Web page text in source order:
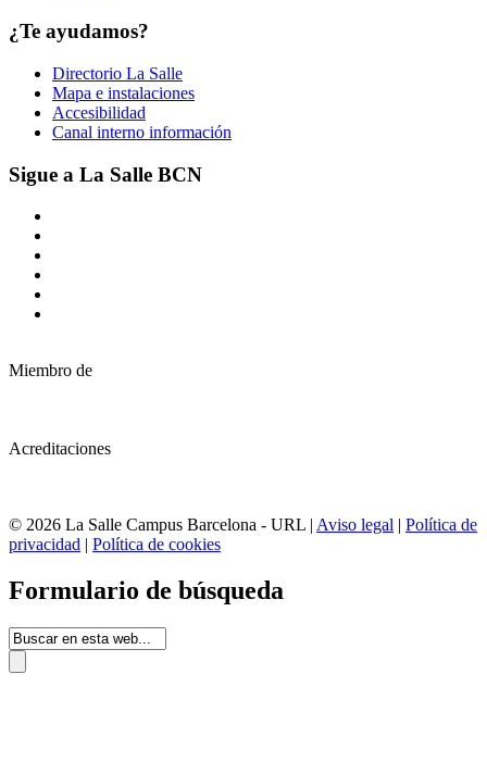
¿Te ayudamos?
Directorio La Salle
Mapa e instalaciones
Accesibilidad
Canal interno información
Sigue a La Salle BCN
Miembro de
Acreditaciones
© 2026 La Salle Campus Barcelona - URL | Aviso legal | Política de
privacidad | Política de cookies
Formulario de búsqueda